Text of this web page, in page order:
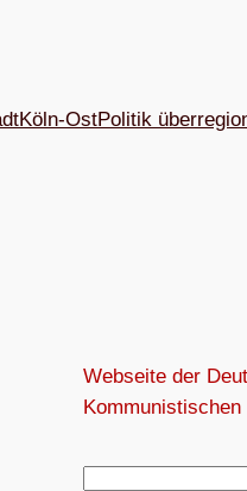
Köln-OstPolitik
Webseite der